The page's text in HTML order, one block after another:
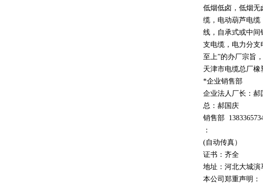
低烟低卤，低烟无
缆，电动葫芦电缆
线，自承式或中间
支电缆，电力分支
至上”的办厂宗旨
天津市电缆总厂橡
*企业销售部
企业法人厂长：郝
总：郝国庆
销售部 13833
：
(自动传真）
证书：齐全
地址：河北大城演
本公司郑重声明：